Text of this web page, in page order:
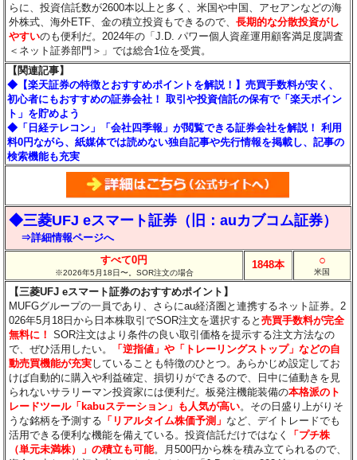
らに、投資信託数が2600本以上と多く、米国や中国、アセアンなどの海
外株式、海外ETF、金の積立投資もできるので、長期的な分散投資がし
やすいのも便利だ。2024年の「J.D. パワー個人資産運用顧客満足度調査
＜ネット証券部門＞」では総合1位を受賞。
【関連記事】
◆【楽天証券の特徴とおすすめポイントを解説！】売買手数料が安く、
初心者にもおすすめの証券会社！ 取引や投資信託の保有で「楽天ポイン
ト」を貯めよう
◆「日経テレコン」「会社四季報」が閲覧できる証券会社を解説！ 利用
料0円ながら、紙媒体では読めない独自記事や先行情報を掲載し、記事の
検索機能も充実
◆三菱UFJ eスマート証券（旧：auカブコム証券）
⇒詳細情報ページへ
すべて0円
※2026年5月18日〜。SOR注文の場合
1848本 ○
米国
【三菱UFJ eスマート証券のおすすめポイント】
MUFGグループの一員であり、さらにau経済圏と連携するネット証券。2
026年5月18日から日本株取引でSOR注文を選択すると売買手数料が完全
無料に！ SOR注文はより条件の良い取引価格を提示する注文方法なの
で、ぜひ活用したい。
「逆指値」や「トレーリングストップ」などの自
動売買機能が充実していることも特徴のひとつ。あらかじめ設定してお
けば自動的に購入や利益確定、損切りができるので、日中に値動きを見
られないサラリーマン投資家には便利だ。板発注機能装備の本格派のト
レードツール「kabuステーション」も人気が高い。その日盛り上がりそ
うな銘柄を予測する 「リアルタイム株価予測」 など、デイトレードでも
活用できる便利な機能を備えている。投資信託だけではなく
「プチ株
（単元未満株）」の積立も可能。月500円から株を積み立てられるので、